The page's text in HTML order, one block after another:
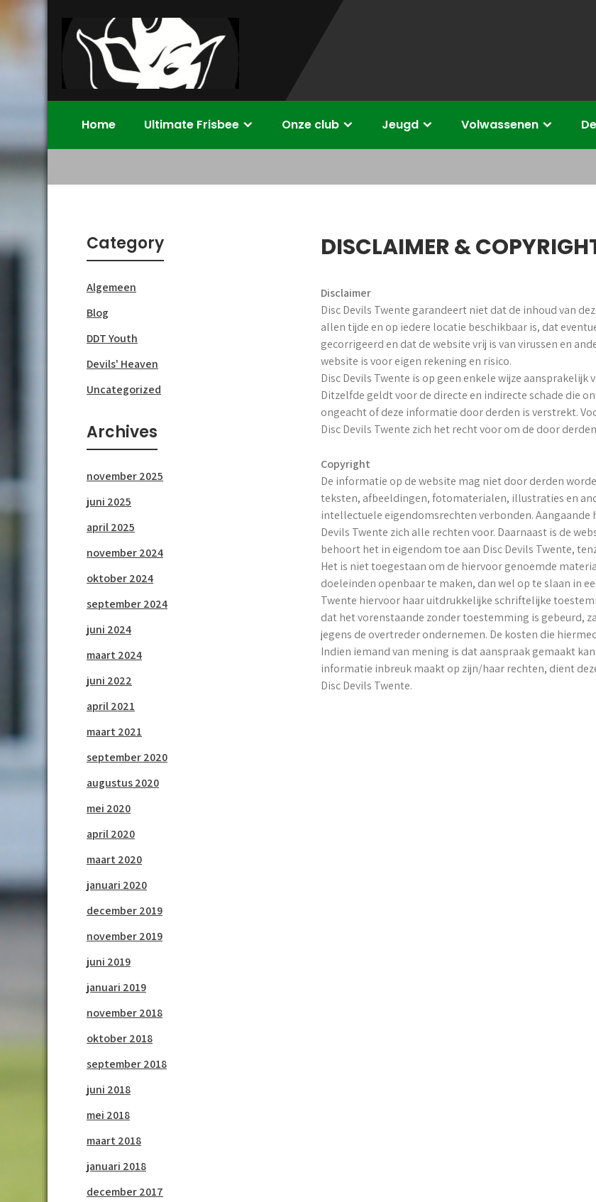
Disc Devils
Twente –
Ultimate Frisbee Vereniging Enschede
Home Ultimate Frisbee Onze club Jeugd Volwassenen
DISCLAIMER &
Disclaimer
Disc Devils Twente garandeert niet dat de inhoud van
allen tijde en op iedere locatie beschikbaar is, dat
gecorrigeerd en dat de website vrij is van virussen en
website is voor eigen rekening en risico.
Disc Devils Twente is op geen enkele wijze
Ditzelfde geldt voor de directe en indirecte schade die
ongeacht of deze informatie door derden is verstrekt.
Disc Devils Twente zich het recht voor om de door
Copyright
De informatie op de website mag niet door derden
teksten, afbeeldingen, fotomaterialen, illustraties en
intellectuele eigendomsrechten verbonden.
Devils Twente zich alle rechten voor. Daarnaast is de
behoort het in eigendom toe aan Disc Devils Twente,
Het is niet toegestaan om de hiervoor genoemde
doeleinden openbaar te maken, dan wel op te slaan in
Twente hiervoor haar uitdrukkelijke schriftelijke
dat het vorenstaande zonder toestemming is gebeurd,
jegens de overtreder ondernemen. De kosten die
Indien iemand van mening is dat aanspraak gemaakt
informatie inbreuk maakt op zijn/haar rechten, dient
Disc Devils Twente.
Category
Algemeen
Blog
DDT Youth
Devils' Heaven
Uncategorized
Archives
november 2025
juni 2025
april 2025
november 2024
oktober 2024
september 2024
juni 2024
maart 2024
juni 2022
april 2021
maart 2021
september 2020
augustus 2020
mei 2020
april 2020
maart 2020
januari 2020
december 2019
november 2019
juni 2019
januari 2019
november 2018
oktober 2018
september 2018
juni 2018
mei 2018
maart 2018
januari 2018
december 2017